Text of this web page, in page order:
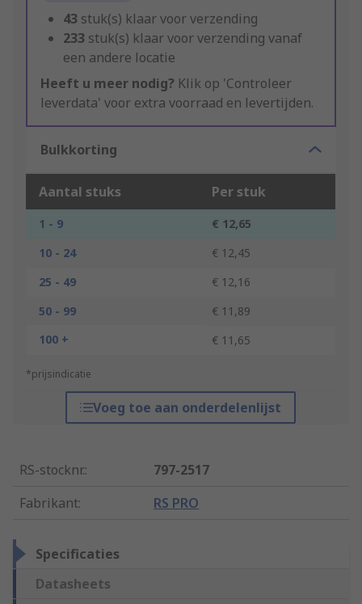
43 stuk(s) klaar voor verzending
233 stuk(s) klaar voor verzending vanaf
een andere locatie
Heeft u meer nodig? Klik op 'Controleer
leverdata' voor extra voorraad en levertijden.
Bulkkorting
Aantal stuks Per stuk
1 - 9
€ 12,65
10 - 24
€ 12,45
25 - 49
€ 12,16
50 - 99
€ 11,89
100 +
€ 11,65
*prijsindicatie
Voeg toe aan onderdelenlijst
RS-stocknr.:
797-2517
Fabrikant: RS PRO
Specificaties
Datasheets